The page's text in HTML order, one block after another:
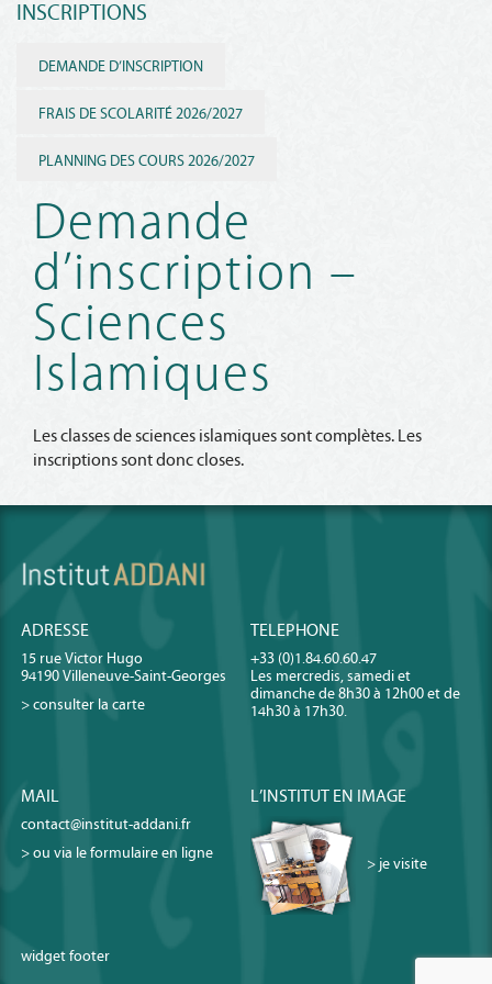
INSCRIPTIONS
DEMANDE D’INSCRIPTION
FRAIS DE SCOLARITÉ 2026/2027
PLANNING DES COURS 2026/2027
Demande
d’inscription –
Sciences
Islamiques
Les classes de sciences islamiques sont complètes. Les
inscriptions sont donc closes.
ADRESSE
15 rue Victor Hugo
94190 Villeneuve-Saint-Georges
> consulter la carte
TELEPHONE
+33 (0)1.84.60.60.47
Les mercredis, samedi et
dimanche de 8h30 à 12h00 et de
14h30 à 17h30.
MAIL
contact@institut-addani.fr
> ou via le formulaire en ligne
L’INSTITUT EN IMAGE
> je visite
widget footer